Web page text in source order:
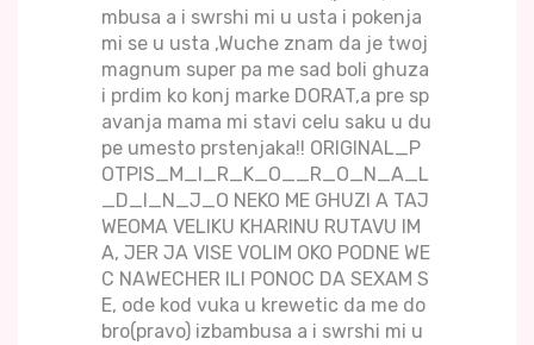
mbusa a i swrshi mi u usta i pokenja
mi se u usta ,Wuche znam da je twoj
magnum super pa me sad boli ghuza
i prdim ko konj marke DORAT,a pre sp
avanja mama mi stavi celu saku u du
pe umesto prstenjaka!! ORIGINAL_P
OTPIS_M_I_R_K_O__R_O_N_A_L
_D_I_N_J_O NEKO ME GHUZI A TAJ
WEOMA VELIKU KHARINU RUTAVU IM
A, JER JA VISE VOLIM OKO PODNE WE
C NAWECHER ILI PONOC DA SEXAM S
E, ode kod vuka u krewetic da me do
bro(pravo) izbambusa a i swrshi mi u